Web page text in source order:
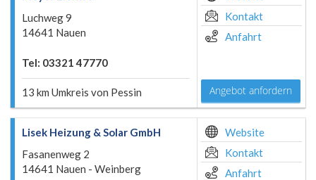
Luchweg 9
14641 Nauen
Tel: 03321 47770
13 km Umkreis von Pessin
Kontakt
Anfahrt
Angebot anfordern
Lisek Heizung & Solar GmbH
Fasanenweg 2
14641 Nauen - Weinberg
Website
Kontakt
Anfahrt